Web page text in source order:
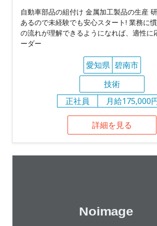
自動車部品の組付け 金属加工製品の生産
あるので未経験でも安心スタート! 業務に
の流れが理解できるようになれば、適性に
ーダー
愛知県 碧南市
技術
正社員
月給175,000
詳細を見る